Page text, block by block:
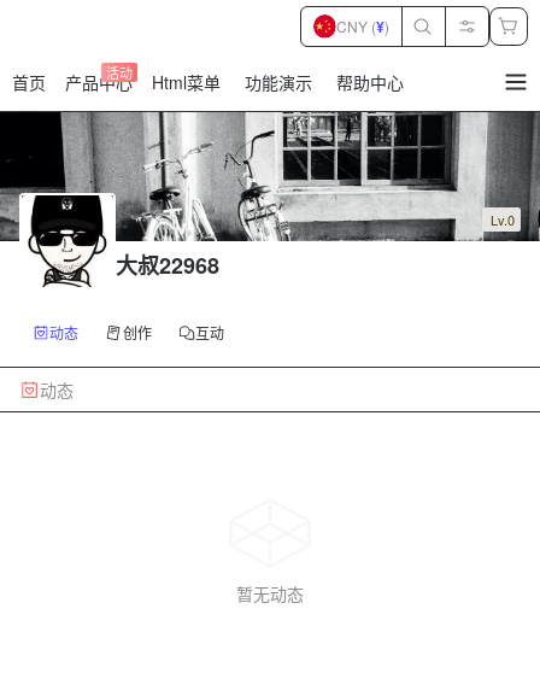
首页 产品中心
活动 Html菜单 功能演示 帮助中心
CNY (¥)
Lv.0
大叔22968
动态 创作 互动
动态
暂无动态